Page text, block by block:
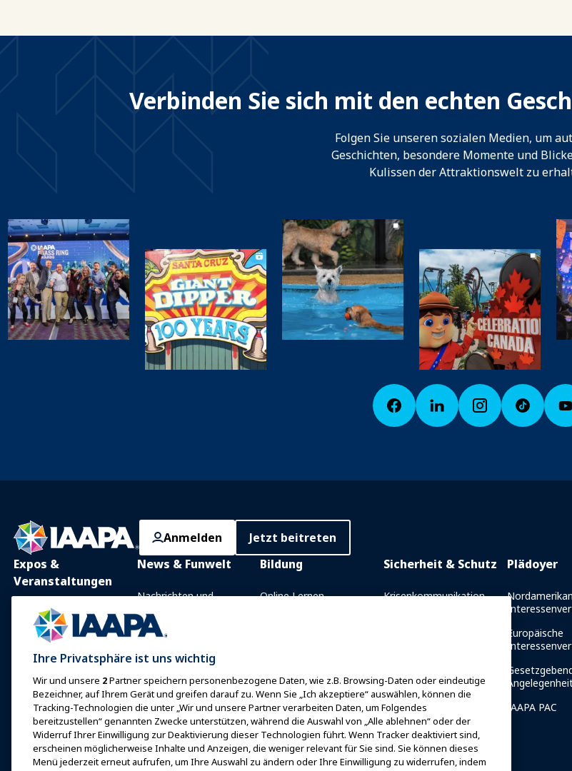
Verbinden Sie sich mit den echten
Folgen Sie unseren sozialen Medien, um
Geschichten, besondere Momente und
Kulissen der Attraktionswelt zu
Anmelden Jetzt beitreten
Expos &
Veranstaltungen
IAAPA Expo
Expo Europa
Expo Asien
Expo Naher Osten
Kommende
Veranstaltungen
Bei einer Expo oder
Veranstaltung sprechen
News & Funwelt
Nachrichten und
Mit IAAPA werben
Frühere Ausgaben
Schreiben Sie für Funworld
Bildung
Online Lernen
Zertifizierung
Programme der IAAPA-
Stiftung
erkundet
Finde einen Mentor
Sicherheit & Schutz
Krisenkommunikation
Sicherheit
Ressourcen für die
Sicherheit
Sicherheits- und
Schutznachrichten
Plädoyer
Europäische
IAAPA PAC
Ihre Privatsphäre ist uns wichtig
Wir und unsere 2Partner speichern personenbezogene Daten, wie z.B. Browsing-Daten oder eindeutige
Bezeichner, auf Ihrem Gerät und greifen darauf zu. Wenn Sie „Ich akzeptiere“ auswählen, können die
Tracking-Technologien die unter „Wir und unsere Partner verarbeiten Daten, um Folgendes
bereitzustellen“ genannten Zwecke unterstützen, während die Auswahl von „Alle ablehnen“ oder der
Widerruf Ihrer Einwilligung zur Deaktivierung dieser Technologien führt. Wenn Tracker deaktiviert sind,
erscheinen möglicherweise Inhalte und Anzeigen, die weniger relevant für Sie sind. Sie können dieses
Menü jederzeit erneut aufrufen, um Ihre Auswahl zu ändern oder Ihre Einwilligung zu widerrufen, indem